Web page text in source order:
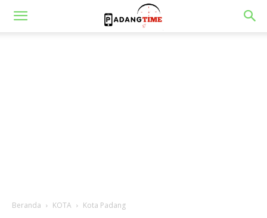
Beranda KOTA Kota Padang